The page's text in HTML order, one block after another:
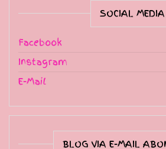
SOCIAL MEDIA
Facebook
Instagram
E-Mail
BLOG VIA E-MAIL